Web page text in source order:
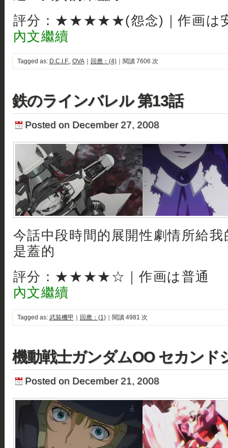
評分：★★★★★(怨念)｜作画は
內文繼續
Tagged as: D.C.I.F., OVA｜ 回應：(4)｜閱讀 7606 次
鉄のラインバレル 第13話
Posted on December 27, 2008
今話中段時間的展開性劇情所給
是蓋的
評分：★★★★☆｜作画は普通
內文繼續
Tagged as: 武裝機甲 回應：(1)｜閱讀 4981 次
機動戦士ガンダムOO セカンド
Posted on December 21, 2008